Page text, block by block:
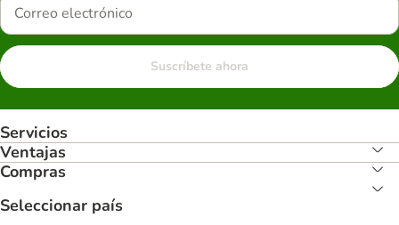
Suscríbete ahora
Servicios
Ventajas
Compras
Seleccionar país